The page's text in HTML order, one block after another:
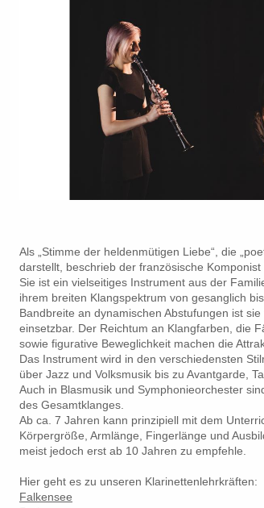
Als „Stimme der heldenmütigen Liebe“, die
darstellt, beschrieb der französische Komponist
Sie ist ein vielseitiges Instrument aus der
ihrem breiten Klangspektrum von gesanglich
Bandbreite an dynamischen Abstufungen ist
einsetzbar. Der Reichtum an Klangfarben, die
sowie figurative Beweglichkeit machen die
Das Instrument wird in den verschiedensten
über Jazz und Volksmusik bis zu Avantgarde,
Auch in Blasmusik und Symphonieorchester
des Gesamtklanges.
Ab ca. 7 Jahren kann prinzipiell mit dem
Körpergröße, Armlänge, Fingerlänge und
meist jedoch erst ab 10 Jahren zu empfehle.
Hier geht es zu unseren Klarinettenlehrkräften:
Falkensee